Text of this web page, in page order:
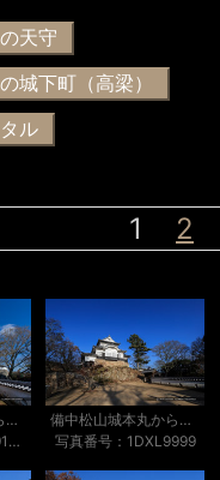
天守
城下町（高梁）
ル
1 2
備中松山城本丸から望む天守
写真番号：1DXL9919-Edit
備中松山城本丸から望む天守
写真番号：1DXL9999